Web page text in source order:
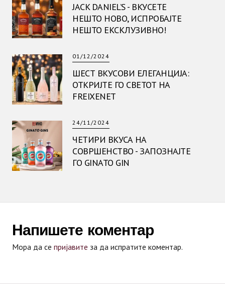
JACK DANIEL’S - ВКУСЕТЕ
НЕШТО НОВО, ИСПРОБАЈТЕ
НЕШТО ЕКСКЛУЗИВНО!
01/12/2024
ШЕСТ ВКУСОВИ ЕЛЕГАНЦИЈА:
ОТКРИЈТЕ ГО СВЕТОТ НА
FREIXENET
24/11/2024
ЧЕТИРИ ВКУСА НА
СОВРШЕНСТВО - ЗАПОЗНАЈТЕ
ГО GINATO GIN
Напишете коментар
Мора да се пријавите за да испратите коментар.